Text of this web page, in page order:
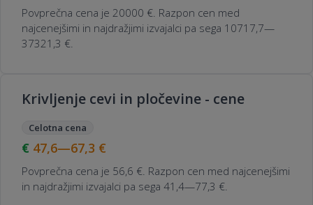
Povprečna cena je 20000 €. Razpon cen med
najcenejšimi in najdražjimi izvajalci pa sega 10717,7—
37321,3 €.
Krivljenje cevi in pločevine - cene
Celotna cena
47,6—67,3 €
Povprečna cena je 56,6 €. Razpon cen med najcenejšimi
in najdražjimi izvajalci pa sega 41,4—77,3 €.